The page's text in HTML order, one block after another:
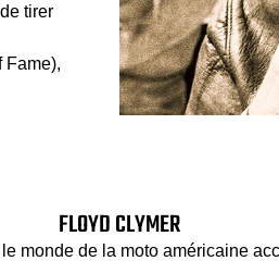
tirer
Fame),
FLOYD CLYMER
monde de la moto américaine